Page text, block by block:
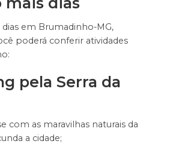
dias em Brumadinho-MG,
poderá conferir atividades
pela Serra da
com as maravilhas naturais da
a cidade;